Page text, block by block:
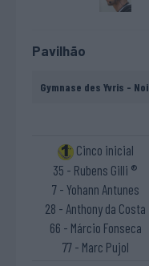
Pavilhão
Gymnase des Yvris -
Cinco inicial
35 - Rubens Gilli ®
7 - Yohann Antunes
28 - Anthony da Costa
66 - Márcio Fonseca
77 - Marc Pujol